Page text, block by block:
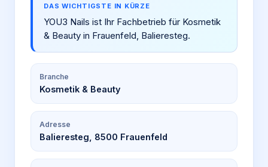
DAS WICHTIGSTE IN KÜRZE
YOU3 Nails ist Ihr Fachbetrieb für Kosmetik
& Beauty in Frauenfeld, Balieresteg.
Branche
Kosmetik & Beauty
Adresse
Balieresteg, 8500 Frauenfeld